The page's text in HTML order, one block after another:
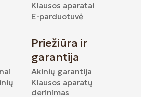
Klausos aparatai
E-parduotuvė
Priežiūra ir
garantija
Akinių garantija
Klausos aparatų
derinimas